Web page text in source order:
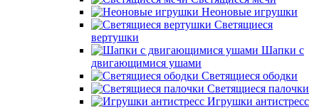
Неоновые игрушки
Светящиеся
вертушки
Шапки с
двигающимися ушами
Светящиеся ободки
Светящиеся палочки
Игрушки антистресс